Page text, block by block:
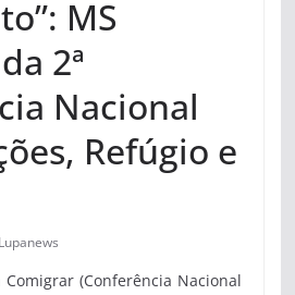
MS
2ª
Nacional
Refúgio e
(Conferência Nacional